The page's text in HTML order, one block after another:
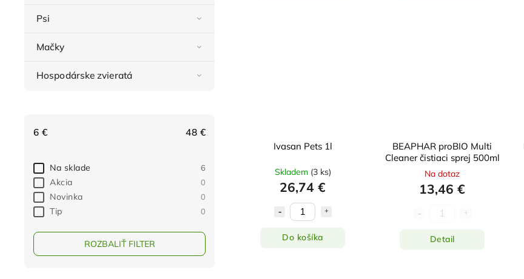
Psi
Mačky
Hospodárske zvieratá
6 € 48 €
Na sklade 6
Akcia 0
Novinka 0
Tip 0
ROZBALIŤ FILTER
Ivasan Pets 1l
Skladem (3 ks)
26,74 €
Do košíka
BEAPHAR proBIO Multi
Cleaner čistiaci sprej 500ml
Na dotaz
13,46 €
Detail